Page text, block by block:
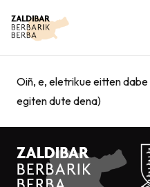
Oiñ, e, eletrikue eitten
egiten dute dena)